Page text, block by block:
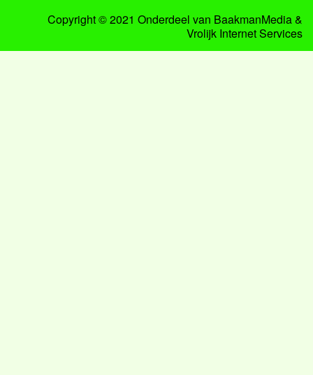
Copyright © 2021 Onderdeel van BaakmanMedia&
Vrolijk Internet Services